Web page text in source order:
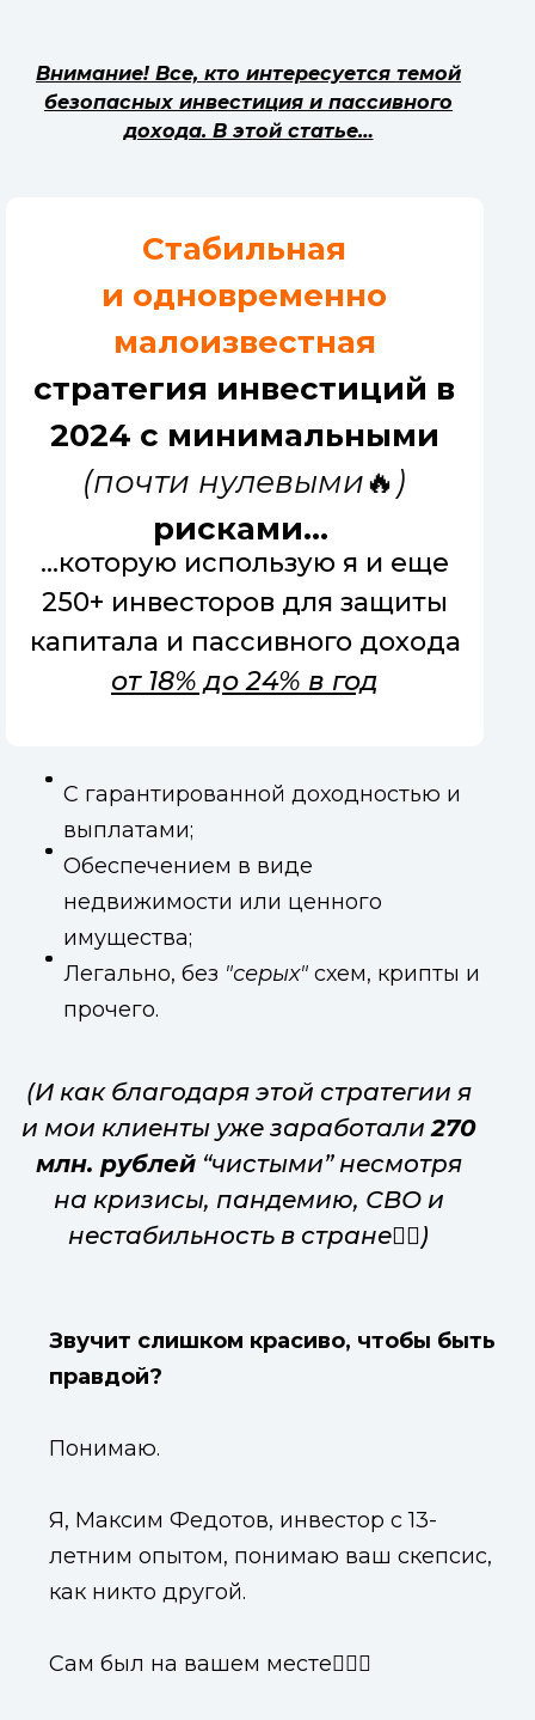
Внимание! Все, кто интересуется темой
безопасных инвестиция и пассивного
дохода. В этой статье…
Стабильная
и одновременно
малоизвестная
стратегия инвестиций в
2024 с минимальными
(почти нулевыми🔥 )
рисками...
Звучит слишком красиво, чтобы быть
правдой?
Понимаю.
Я, Максим Федотов, инвестор с 13-
летним опытом, понимаю ваш скепсис,
как никто другой.
Сам был на вашем месте🤷🏻‍♂️
С гарантированной доходностью и
выплатами;
Обеспечением в виде
недвижимости или ценного
имущества;
Легально, без "серых" схем, крипты и
прочего.
(И как благодаря этой стратегии я
и мои клиенты уже заработали270
млн. рублей“чистыми” несмотря
на кризисы, пандемию, СВО и
нестабильность в стране☝🏻)
...которую использую я и еще
250+ инвесторов для защиты
капитала и пассивного дохода
от 18% до 24% в год